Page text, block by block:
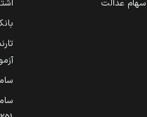
سهام عدالت